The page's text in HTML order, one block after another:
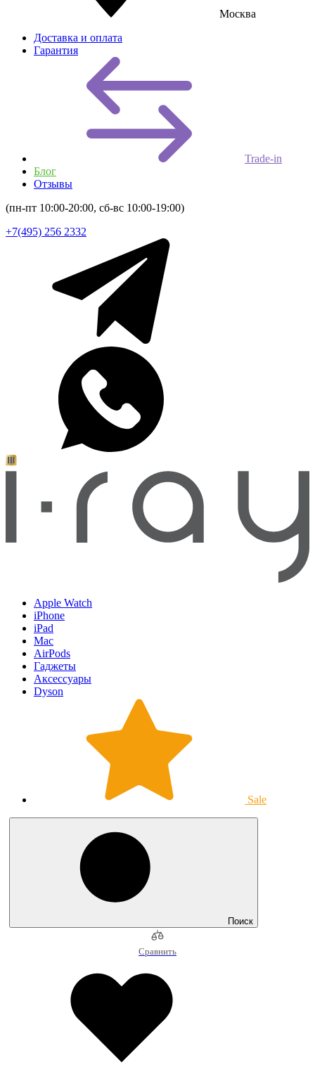
Москва
Доставка и оплата
Гарантия
Trade-in
Блог
Отзывы
(пн-пт 10:00-20:00, сб-вс 10:00-19:00)
+7(495) 256 2332
Apple Watch
iPhone
iPad
Mac
AirPods
Гаджеты
Аксессуары
Dyson
Sale
Поиск
Сравнить